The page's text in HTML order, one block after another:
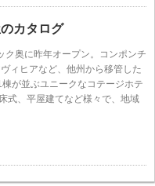
カタログ
ク奥に昨年オープン。コンポンチ
ィヒアなど、他州から移管した
が並ぶユニークなコテージホテ
式、平屋建てなど様々で、地域